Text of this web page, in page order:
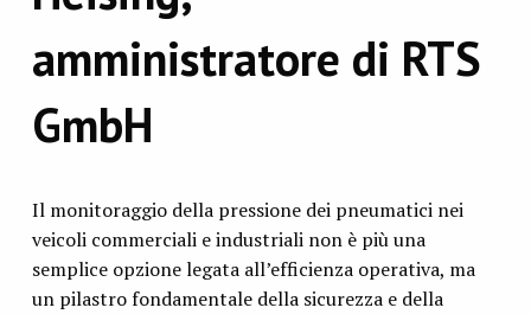
amministratore di RTS
GmbH
Il monitoraggio della pressione dei pneumatici nei
veicoli commerciali e industriali non è più una
semplice opzione legata all’efficienza operativa, ma
un pilastro fondamentale della sicurezza e della